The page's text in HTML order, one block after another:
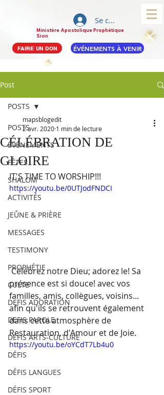
Ministère Apostolique Prophétique
Sion
Se connecter
FAIRE UN DON ÉVÉNEMENTS À VENIR
Post
POSTS
ÉVÉNEMENTS
FÊTES
SHALOM
ACTIVITÉS
JEÛNE & PRIÈRE
MESSAGES
TESTIMONY
PROPHÉTIE
CULTE
DEFIS ADORATION
DEFIS PAROLE
DEFIS ARTS-CULTURE
DÉFIS
DÉFIS LANGUES
DÉFIS SPORT
POSTS
CÉLÉBRATION DE
GLOIRE
mapsblogedit
2 avr. 2020 1 min de lecture
IT'S TIME TO WORSHIP!!!
https://youtu.be/0UTJodFNDCI
Célébrez notre Dieu; adorez le! Sa
présence est si douce! avec vos
familles, amis, collègues, voisins...
afin qu'ils se retrouvent également
dans cette atmosphère de
Restauration, d'Amour et de Joie.
https://youtu.be/oYCdT7Lb4u0